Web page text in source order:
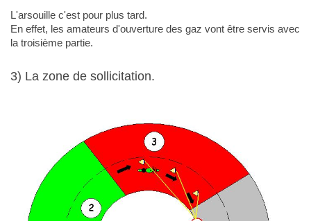
L'arsouille c'est pour plus tard.
En effet, les amateurs d'ouverture des gaz vont être servis avec
la troisième partie.
3) La zone de sollicitation.